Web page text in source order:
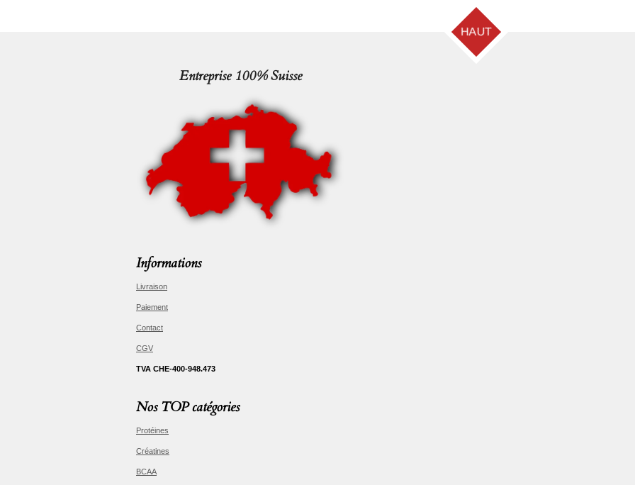
HAUT
Entreprise 100% Suisse
Informations
Livraison
Paiement
Contact
CGV
TVA CHE-400-948.473
Nos TOP catégories
Protéines
Créatines
BCAA